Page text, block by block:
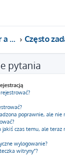
Trading For a Living
pytania
poprawnie, ale nie
jakiś czas temu, ale
wylogowanie?
witryny”?